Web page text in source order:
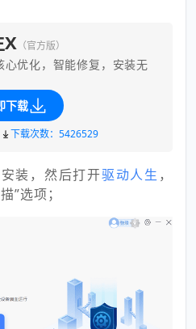
X （官方版）
心优化，智能修复，安装无
下载
下载次数：5426529
装，然后打开驱动人生 ，
”选项；